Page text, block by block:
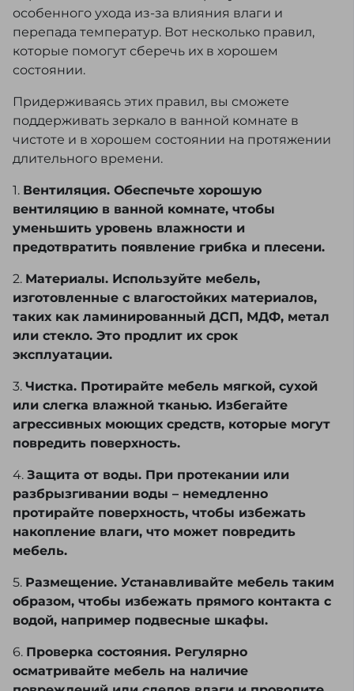
особенного ухода из-за влияния влаги и
перепада температур. Вот несколько правил,
которые помогут сберечь их в хорошем
состоянии.
Придерживаясь этих правил, вы сможете
поддерживать зеркало в ванной комнате в
чистоте и в хорошем состоянии на протяжении
длительного времени.
1. Вентиляция. Обеспечьте хорошую
вентиляцию в ванной комнате, чтобы
уменьшить уровень влажности и
предотвратить появление грибка и плесени.
2. Материалы. Используйте мебель,
изготовленные с влагостойких материалов,
таких как ламинированный ДСП, МДФ, метал
или стекло. Это продлит их срок
эксплуатации.
3. Чистка. Протирайте мебель мягкой, сухой
или слегка влажной тканью. Избегайте
агрессивных моющих средств, которые могут
повредить поверхность.
4. Защита от воды. При протекании или
разбрызгивании воды – немедленно
протирайте поверхность, чтобы избежать
накопление влаги, что может повредить
мебель.
5. Размещение. Устанавливайте мебель таким
образом, чтобы избежать прямого контакта с
водой, например подвесные шкафы.
6. Проверка состояния. Регулярно
осматривайте мебель на наличие